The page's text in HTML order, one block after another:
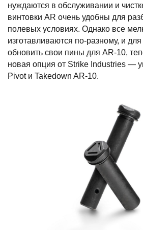
нуждаются в обслуживании и
винтовки AR очень удобны для
полевых условиях. Однако все
изготавливаются по-разному, и для
обновить свои пины для AR-10,
новая опция от Strike Industries —
Pivot и Takedown AR-10.